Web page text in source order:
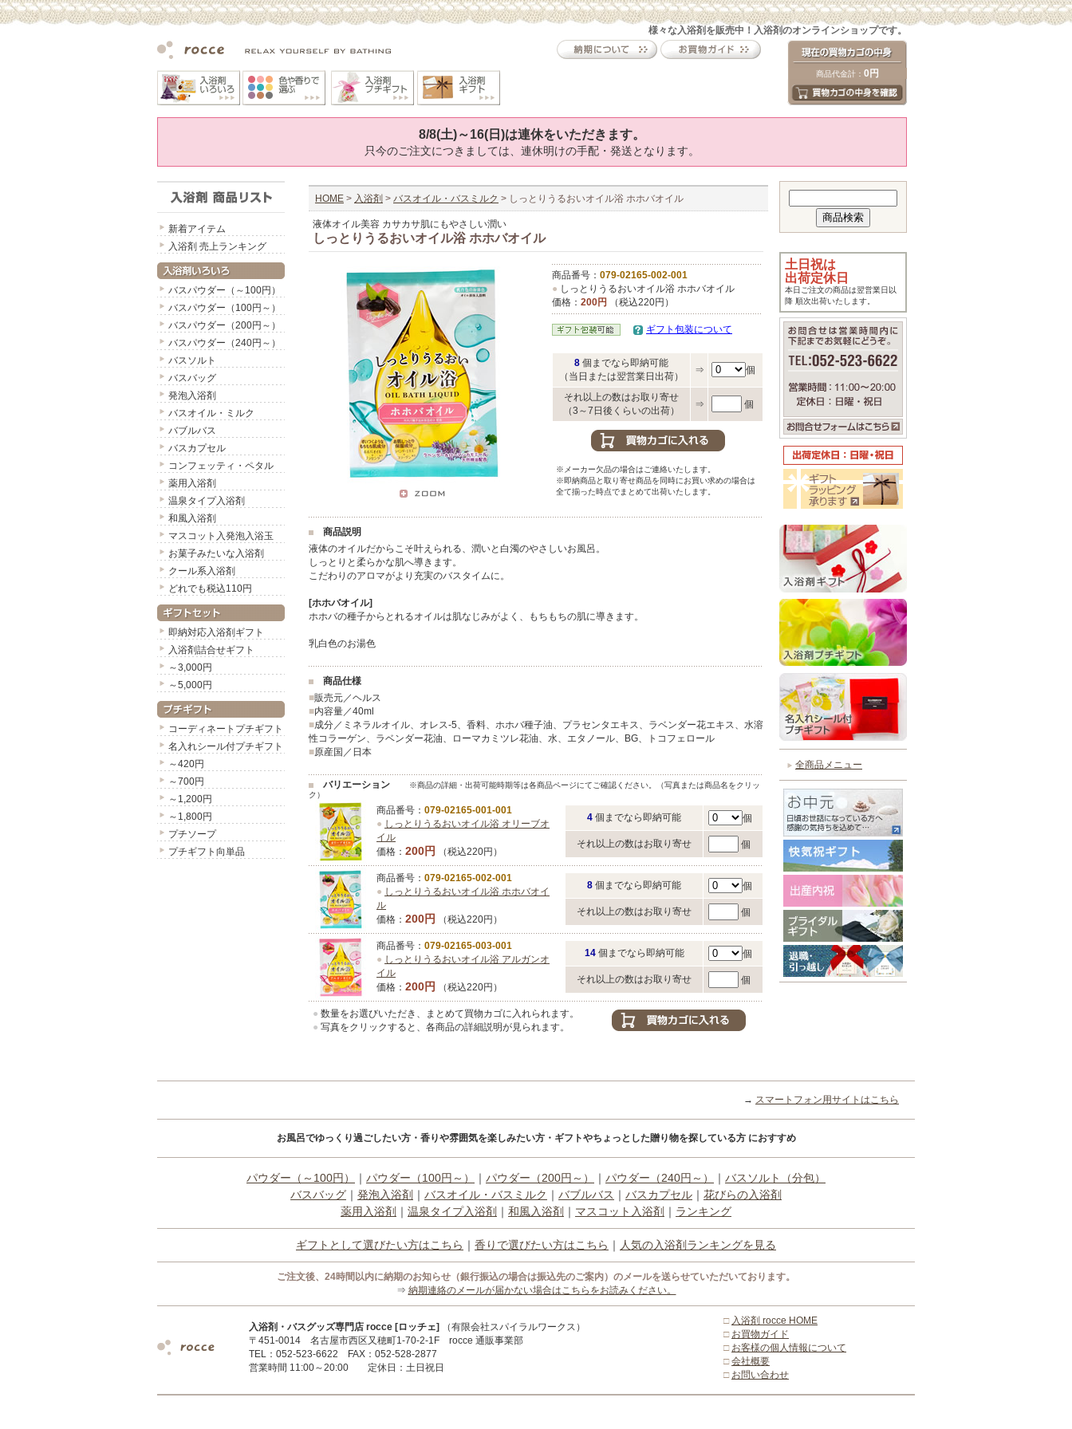
様々な入浴剤を販売中！入浴剤のオンラインショップです。
商品代金計： 0円
8/8(土)～16(日)は連休をいただきます。
只今のご注文につきましては、連休明けの手配・発送となります。
新着アイテム
入浴剤 売上ランキング
バスパウダー（～100円）
バスパウダー（100円～）
バスパウダー（200円～）
バスパウダー（240円～）
バスソルト
バスバッグ
発泡入浴剤
バスオイル・ミルク
バブルバス
バスカプセル
コンフェッティ・ペタル
薬用入浴剤
温泉タイプ入浴剤
和風入浴剤
マスコット入発泡入浴玉
お菓子みたいな入浴剤
クール系入浴剤
どれでも税込110円
即納対応入浴剤ギフト
入浴剤詰合せギフト
～3,000円
～5,000円
コーディネートプチギフト
名入れシール付プチギフト
～420円
～700円
～1,200円
～1,800円
プチソープ
プチギフト向単品
HOME > 入浴剤 > バスオイル・バスミルク > しっとりうるおいオイル浴 ホホバオイル
液体オイル美容 カサカサ肌にもやさしい潤い
しっとりうるおいオイル浴 ホホバオイル
商品番号： 079-02165-002-001
● しっとりうるおいオイル浴 ホホバオイル
価格： 200円 （税込220円）
ギフト包装について
8 個までなら即納可能
（当日または翌営業日出荷）
⇒ 個
それ以上の数はお取り寄せ
（3～7日後くらいの出荷）
⇒ 個
※メーカー欠品の場合はご連絡いたします。
※即納商品と取り寄せ商品を同時にお買い求めの場合は
全て揃った時点でまとめて出荷いたします。
商品説明
液体のオイルだからこそ叶えられる、潤いと白濁のやさしいお風呂。
しっとりと柔らかな肌へ導きます。
こだわりのアロマがより充実のバスタイムに。
[ホホバオイル]
ホホバの種子からとれるオイルは肌なじみがよく、もちもちの肌に導きます。
乳白色のお湯色
商品仕様
■販売元／ヘルス
■内容量／40ml
■成分／ミネラルオイル、オレス-5、香料、ホホバ種子油、プラセンタエキス、ラベンダー花エキス、水溶
性コラーゲン、ラベンダー花油、ローマカミツレ花油、水、エタノール、BG、トコフェロール
■原産国／日本
バリエーション
※商品の詳細・出荷可能時期等は各商品ページにてご確認ください。（写真または商品名をクリッ
ク）
商品番号： 079-02165-001-001
● しっとりうるおいオイル浴 オリーブオ
イル
価格： 200円 （税込220円）
4 個までなら即納可能 個
それ以上の数はお取り寄せ 個
商品番号： 079-02165-002-001
● しっとりうるおいオイル浴 ホホバオイ
ル
価格： 200円 （税込220円）
8 個までなら即納可能 個
それ以上の数はお取り寄せ 個
商品番号： 079-02165-003-001
● しっとりうるおいオイル浴 アルガンオ
イル
価格： 200円 （税込220円）
14 個までなら即納可能 個
それ以上の数はお取り寄せ 個
● 数量をお選びいただき、まとめて買物カゴに入れられます。
● 写真をクリックすると、各商品の詳細説明が見られます。
土日祝は
出荷定休日
本日ご注文の商品は翌営業日以
降 順次出荷いたします。
全商品メニュー
→ スマートフォン用サイトはこちら
お風呂でゆっくり過ごしたい方・香りや雰囲気を楽しみたい方・ギフトやちょっとした贈り物を探している方 におすすめ
パウダー（～100円） ｜ パウダー（100円～） ｜ パウダー（200円～） ｜ パウダー（240円～） ｜ バスソルト（分包）
バスバッグ ｜ 発泡入浴剤 ｜ バスオイル・バスミルク ｜ バブルバス ｜ バスカプセル ｜ 花びらの入浴剤
薬用入浴剤 ｜ 温泉タイプ入浴剤 ｜ 和風入浴剤 ｜ マスコット入浴剤 ｜ ランキング
ギフトとして選びたい方はこちら ｜ 香りで選びたい方はこちら ｜ 人気の入浴剤ランキングを見る
ご注文後、24時間以内に納期のお知らせ（銀行振込の場合は振込先のご案内）のメールを送らせていただいております。
⇒ 納期連絡のメールが届かない場合はこちらをお読みください。
入浴剤・バスグッズ専門店 rocce [ロッチェ]
（有限会社スパイラルワークス）
〒451-0014 名古屋市西区又穂町1-70-2-1F rocce 通販事業部
TEL：052-523-6622 FAX：052-528-2877
営業時間 11:00～20:00 定休日：土日祝日
□ 入浴剤 rocce HOME
□ お買物ガイド
□ お客様の個人情報について
□ 会社概要
□ お問い合わせ